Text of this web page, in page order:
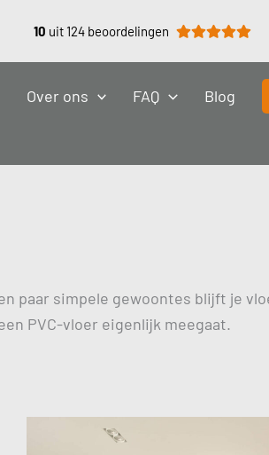
10 uit 124 beoordelingen
Over ons FAQ Blog
paar simpele gewoontes blijft je
PVC-vloer eigenlijk meegaat.